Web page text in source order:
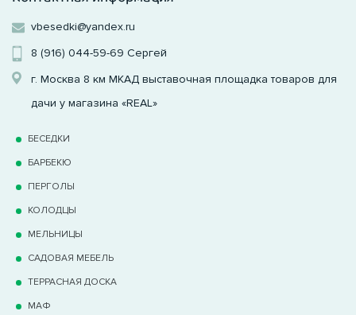
vbesedki@yandex.ru
8 (916) 044-59-69 Сергей
г. Москва 8 км МКАД выставочная площадка товаров для
дачи у магазина «REAL»
БЕСЕДКИ
БАРБЕКЮ
ПЕРГОЛЫ
КОЛОДЦЫ
МЕЛЬНИЦЫ
САДОВАЯ МЕБЕЛЬ
ТЕРРАCНАЯ ДОСКА
МАФ